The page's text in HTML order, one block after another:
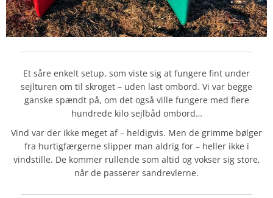
Et såre enkelt setup, som viste sig at fungere fint under
sejlturen om til skroget – uden last ombord. Vi var begge
ganske spændt på, om det også ville fungere med flere
hundrede kilo sejlbåd ombord…
Vind var der ikke meget af – heldigvis. Men de grimme bølger
fra hurtigfærgerne slipper man aldrig for – heller ikke i
vindstille. De kommer rullende som altid og vokser sig store,
når de passerer sandrevlerne.